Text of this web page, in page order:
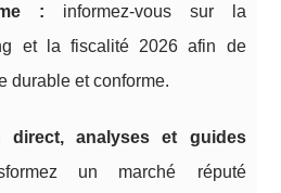
: informez‑vous sur la
et la fiscalité 2026 afin de
durable et conforme.
direct, analyses et guides
un marché réputé